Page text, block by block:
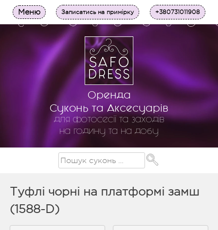
Оренда
Суконь та Аксесуарів
для фотосесії та заходів
на годину та на добу
Меню Записатись на примірку +380731011908
Туфлі чорні на платформі замш
(1588-D)